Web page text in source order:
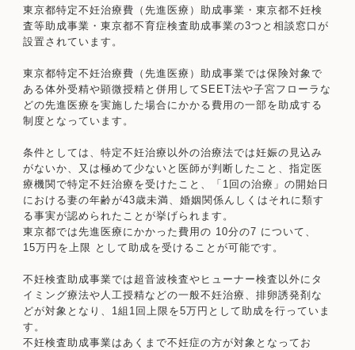
東京都特定不妊治療費（先進医療）助成事業・東京都不妊検
査等助成事業・東京都不育症検査助成事業の3つと相談窓口が
設置されています。
東京都特定不妊治療費（先進医療）助成事業では保険対象で
ある体外受精や顕微授精と併用してSEET法や子宮フローラな
どの先進医療を実施した場合にかかる費用の一部を助成する
制度となっています。
条件としては、特定不妊治療以外の治療法では妊娠の見込み
がないか、又は極めて少ないと医師が判断したこと、指定医
療機関で特定不妊治療を受けたこと、「1回の治療」の開始日
における妻の年齢が43歳未満、婚姻関係んしくはそれに類す
る事実が認められたことが挙げられます。
東京都では先進医療にかかった費用の 10分の7 について、
15万円を上限 として助成を受けることが可能です。
不妊検査助成事業では超音波検査やヒューナー検査以外にタ
イミング療法や人工授精などの一般不妊治療、排卵誘発剤な
どが対象となり、1組1回上限を5万円として助成を行っていま
す。
不妊検査助成事業はあくまで不妊症の方が対象となってお